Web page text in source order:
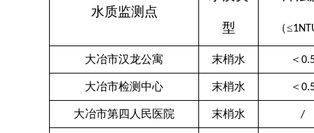
水质监测点
型 （≤
大冶市汉龙公寓 末梢水 ＜
大冶市检测中心 末梢水 ＜
大冶市第四人民医院 末梢水 /